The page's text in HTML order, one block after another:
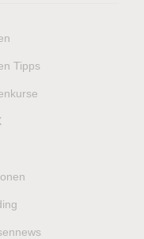
Tipps